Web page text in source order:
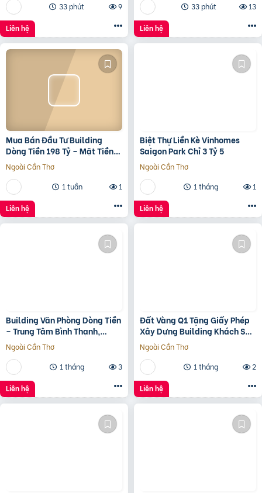
33 phút
9
Liên hệ
33 phút
13
Liên hệ
Mua Bán Đầu Tư Building
Dòng Tiền 198 Tỷ – Mặt Tiền
Đường 3/2, Trung Tâm Quận
10
Ngoài Cần Thơ
1 tuần
1
Liên hệ
Biệt Thự Liền Kè Vinhomes
Saigon Park Chỉ 3 Tỷ 5
Ngoài Cần Thơ
1 tháng
1
Liên hệ
Building Văn Phòng Dòng Tiền
– Trung Tâm Bình Thạnh,
Tp.hcm Chỉ 100Tr/M2 Đất
Ngoài Cần Thơ
1 tháng
3
Liên hệ
Đất Vàng Q1 Tặng Giấy Phép
Xây Dựng Building Khách Sạn
12 Tầng
Ngoài Cần Thơ
1 tháng
2
Liên hệ